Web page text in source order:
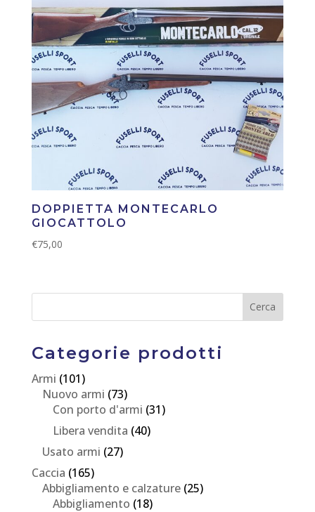
DOPPIETTA MONTECARLO
GIOCATTOLO
€75,00
Categorie prodotti
Armi (101)
Nuovo armi (73)
Con porto d'armi (31)
Libera vendita (40)
Usato armi (27)
Caccia (165)
Abbigliamento e calzature (25)
Abbigliamento (18)